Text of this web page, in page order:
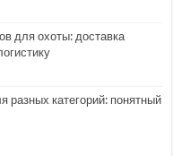
для охоты: доставка
разных категорий: понятный